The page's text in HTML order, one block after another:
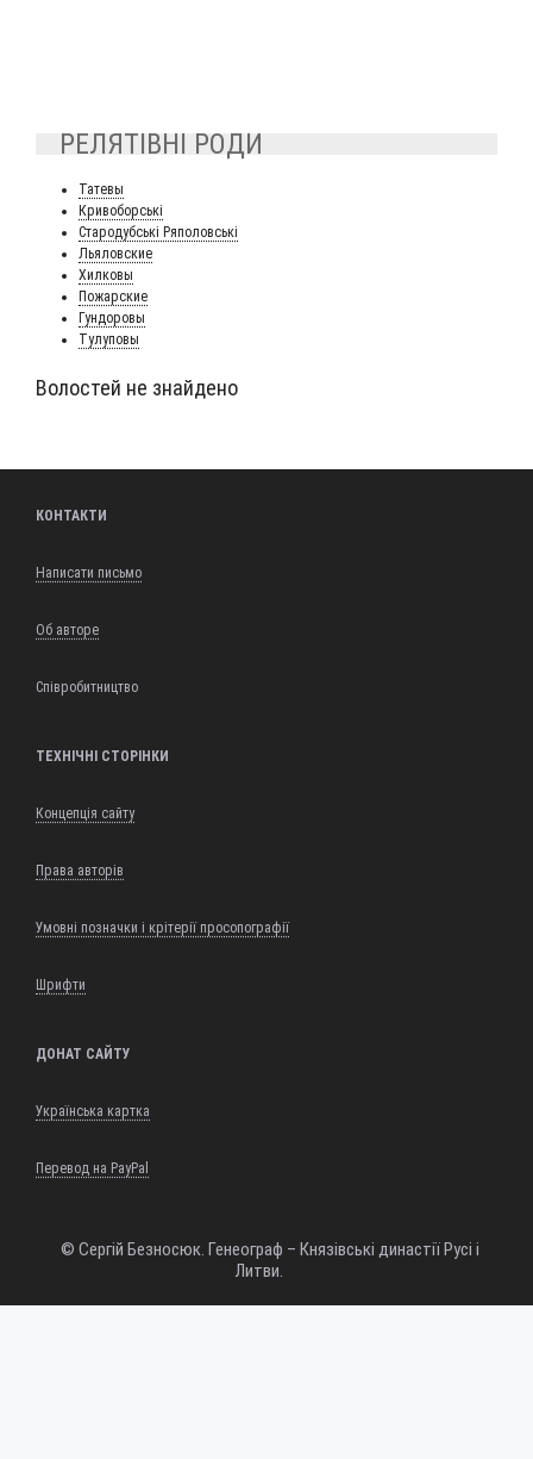
РЕЛЯТІВНІ РОДИ
Тате­вы
Кри­во­борсь­кі
Ста­ро­дубсь­кі Ряполовські
Лья­лов­ские
Хил­ко­вы
Пожар­ские
Гун­до­ро­вы
Тулу­по­вы
Волостей не знайдено
КОНТАКТИ
Написати письмо
Об авторе
Співробитництво
ТЕХНІЧНІ СТОРІНКИ
Концепція сайту
Права авторів
Умовні позначки і крітерії просопографії
Шрифти
ДОНАТ САЙТУ
Українська картка
Перевод на PayPal
© Сергій Безносюк. Генеограф – Князівські династії Русі і
Литви.